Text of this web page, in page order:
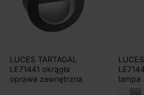
LUCES TARTAGAL
LE71441 okrągła
oprawa zewnętrzna
lampa